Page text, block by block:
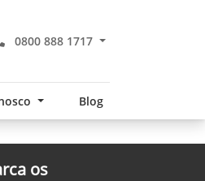
0800 888 1717
Blog
os